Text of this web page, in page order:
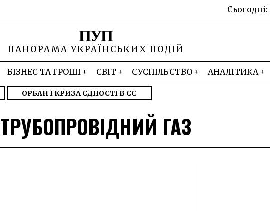
Сьогодні:
ПУП
ПАНОРАМА УКРАЇНСЬКИХ ПОДІЙ
БІЗНЕС ТА ГРОШІ СВІТ СУСПІЛЬСТВО АНАЛІТИКА
ОРБАН І КРИЗА ЄДНОСТІ В ЄС
ТРУБОПРОВІДНИЙ ГАЗ